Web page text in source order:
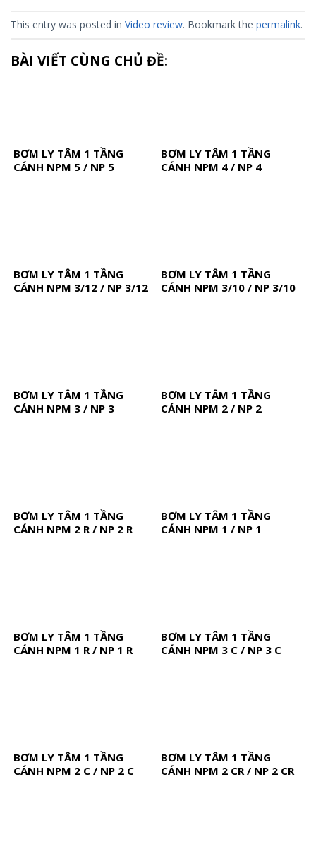
This entry was posted in Video review. Bookmark the permalink.
BÀI VIẾT CÙNG CHỦ ĐỀ:
BƠM LY TÂM 1 TẦNG
CÁNH NPM 5 / NP 5
BƠM LY TÂM 1 TẦNG
CÁNH NPM 4 / NP 4
BƠM LY TÂM 1 TẦNG
CÁNH NPM 3/12 / NP 3/12
BƠM LY TÂM 1 TẦNG
CÁNH NPM 3/10 / NP 3/10
BƠM LY TÂM 1 TẦNG
CÁNH NPM 3 / NP 3
BƠM LY TÂM 1 TẦNG
CÁNH NPM 2 / NP 2
BƠM LY TÂM 1 TẦNG
CÁNH NPM 2 R / NP 2 R
BƠM LY TÂM 1 TẦNG
CÁNH NPM 1 / NP 1
BƠM LY TÂM 1 TẦNG
CÁNH NPM 1 R / NP 1 R
BƠM LY TÂM 1 TẦNG
CÁNH NPM 3 C / NP 3 C
BƠM LY TÂM 1 TẦNG
CÁNH NPM 2 C / NP 2 C
BƠM LY TÂM 1 TẦNG
CÁNH NPM 2 CR / NP 2 CR